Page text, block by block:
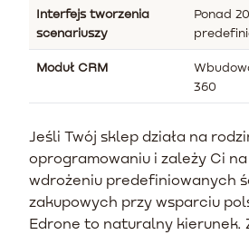
Interfejs tworzenia
scenariuszy
Ponad
Moduł CRM
360
Jeśli Twój sklep działa na
oprogramowaniu i zależy Ci
wdrożeniu predefiniowanych
zakupowych przy wsparciu
Edrone to naturalny kierunek.